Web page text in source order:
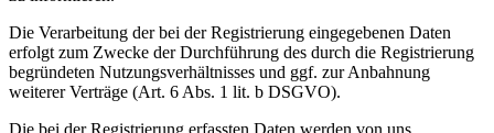
Die Verarbeitung der bei der Registrierung eingegebenen Daten
erfolgt zum Zwecke der Durchführung des durch die Registrierung
begründeten Nutzungsverhältnisses und ggf. zur Anbahnung
weiterer Verträge (Art. 6 Abs. 1 lit. b DSGVO).
Die bei der Registrierung erfassten Daten werden von uns